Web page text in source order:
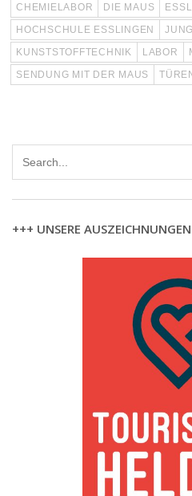
CHEMIELABOR
DIE MAUS
HOCHSCHULE ESSLINGEN
KUNSTSTOFFTECHNIK
LABOR
SENDUNG MIT DER MAUS
+++ UNSERE